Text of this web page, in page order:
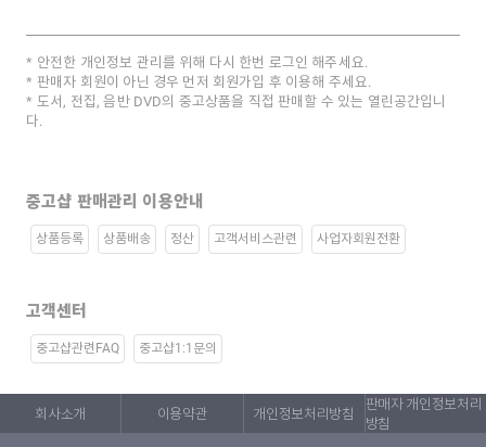
안전한 개인정보 관리를 위해 다시 한번 로그인 해주세요.
판매자 회원이 아닌 경우 먼저 회원가입 후 이용해 주세요.
도서, 전집, 음반 DVD의 중고상품을 직접 판매할 수 있는 열린공간입니
다.
중고샵 판매관리 이용안내
상품등록 상품배송 정산 고객서비스관련 사업자회원전환
고객센터
중고샵관련FAQ 중고샵1:1문의
회사소개 이용약관 개인정보처리방침
판매자 개인정보처리
방침